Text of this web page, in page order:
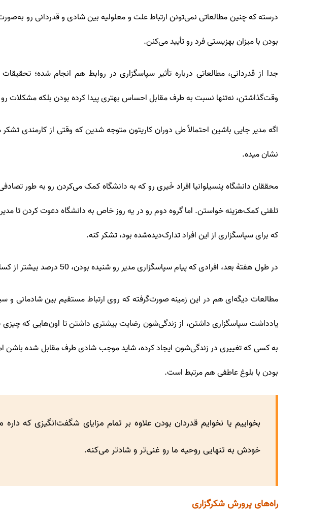
درسته که چنین مطالعاتی نمی‌تونن ارتباط علت و معلولیه بین شادی و قدردانی رو
بودن با میزان بهزیستی فرد رو تأیید می‌کنن.
جدا از قدردانی، مطالعاتی درباره تأثیر سپاسگزاری در روابط هم انجام شده؛
وقت‌گذاشتن، نه‌تنها نسبت به طرف مقابل احساس بهتری پیدا کرده بودن بلکه مشکلات رو
اگه مدیر جایی باشین احتمالاً طی دوران کاریتون متوجه شدین که وقتی از کارمندی
نشان میده.
محققان دانشگاه پنسیلوانیا افراد خَیری رو که به دانشگاه کمک می‌کردن رو به طور
تلفنی کمک‌هزینه خواستن. اما گروه دوم رو در یه روز خاص به دانشگاه دعوت کردن تا
که برای سپاسگزاری از این افراد تدارک‌دیده‌شده بود، تشکر کنه.
در طول هفتۀ بعد، افرادی که پیام سپاسگزاری مدیر رو شنیده بودن، 50 درصد بیشتر از کسانی که این پیام رو دریافت نکرده بودن، برای کمک تماس گرفتن.
مطالعات دیگه‌ای هم در این زمینه صورت‌گرفته که روی ارتباط مستقیم بین شادمانی
یادداشت سپاسگزاری ‌داشتن، از زندگی‌شون رضایت بیشتری داشتن تا اون‌هایی که چیزی
به کسی که تغییری در زندگی‌شون ایجاد کرده، شاید موجب شادی طرف مقابل شده
بودن با بلوغ عاطفی هم مرتبط است.
بخواییم یا نخوایم قدردان بودن علاوه بر تمام مزایای شگفت‌انگیزی که
خودش به تنهایی روحیه ما رو غنی‌تر و شادتر می‌کنه.
راه‌های پرورش شکرگزاری